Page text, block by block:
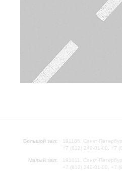
Большой зал:
191186, Санкт-
+7 (812) 240-01-00, +7
Малый зал:
191011, Санкт-
+7 (812) 240-01-00, +7